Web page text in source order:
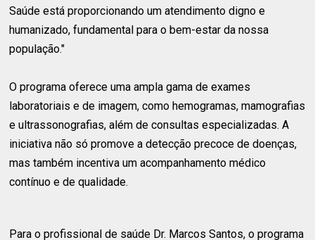
Saúde está proporcionando um atendimento digno e
humanizado, fundamental para o bem-estar da nossa
população."
O programa oferece uma ampla gama de exames
laboratoriais e de imagem, como hemogramas, mamografias
e ultrassonografias, além de consultas especializadas. A
iniciativa não só promove a detecção precoce de doenças,
mas também incentiva um acompanhamento médico
contínuo e de qualidade.
Para o profissional de saúde Dr. Marcos Santos, o programa